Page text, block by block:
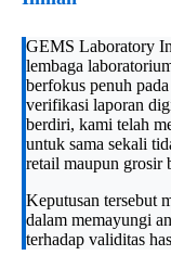
GEMS Laboratory
lembaga
berfokus penuh
verifikasi laporan
berdiri, kami telah
untuk sama sekali
retail maupun grosir
Keputusan tersebut
dalam memayungi
terhadap validitas